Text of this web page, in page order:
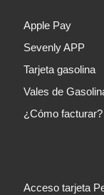
Apple Pay
Sevenly APP
Tarjeta gasolina
Vales de
¿Cómo facturar?
Acceso tarjeta